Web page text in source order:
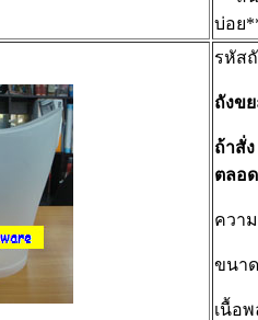
บ่อย
รหัสถั
ถังข
ถ้าสั่
ตลอ
ควา
ขนาด
เนื้อ